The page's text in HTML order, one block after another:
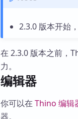
2.3.0 版本开始
在 2.3.0 版本之前，
力。
编辑器
你可以在 Thino 编辑
器。